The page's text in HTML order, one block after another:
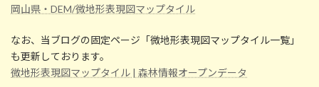
岡山県・DEM/微地形表現図マップタイル
なお、当ブログの固定ページ「微地形表現図マップタイル一覧」
も更新しております。
微地形表現図マップタイル | 森林情報オープンデータ